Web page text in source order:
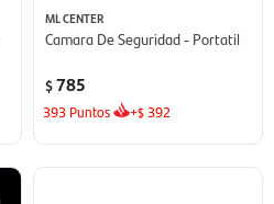
ML CENTER
Camara De Seguridad - Portatil
$785
393 Puntos +$ 392